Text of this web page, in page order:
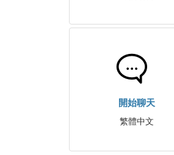
開始聊天
繁體中文